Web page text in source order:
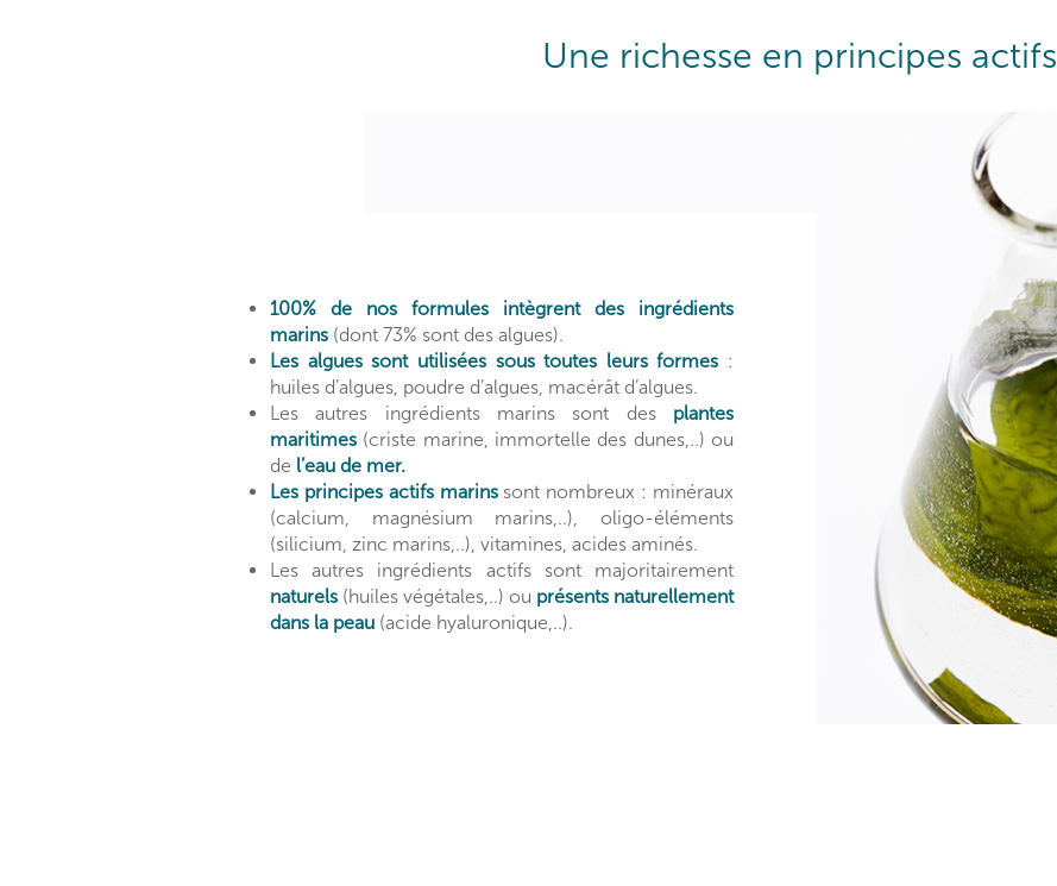
Une richesse en principes actifs
100% de nos formules intègrent des ingrédients
marins (dont 73% sont des algues).
Les algues sont utilisées sous toutes leurs formes :
huiles d’algues, poudre d’algues, macérât d’algues.
Les autres ingrédients marins sont des plantes
maritimes (criste marine, immortelle des dunes,..) ou
de l’eau de mer.
Les principes actifs marinssont nombreux : minéraux
(calcium, magnésium marins,..), oligo-éléments
(silicium, zinc marins,..), vitamines, acides aminés.
Les autres ingrédients actifs sont majoritairement
naturels (huiles végétales,..) ou présents naturellement
dans la peau (acide hyaluronique,..).